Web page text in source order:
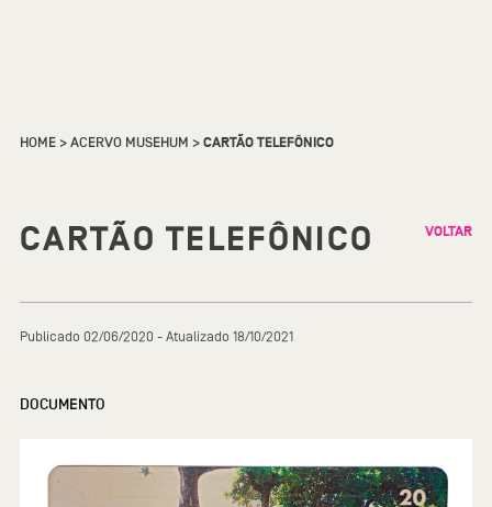
HOME>ACERVO MUSEHUM >CARTÃO TELEFÔNICO
CARTÃO TELEFÔNICO VOLTAR
Publicado 02/06/2020 - Atualizado 18/10/2021
DOCUMENTO